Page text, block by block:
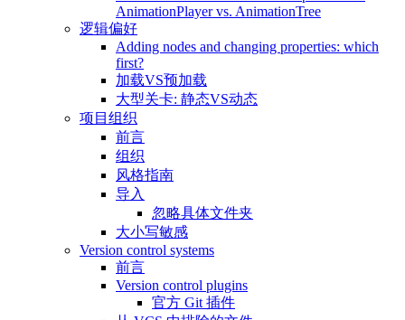
AnimationPlayer vs. AnimationTree
逻辑偏好
Adding nodes and changing properties: which
first?
加载VS预加载
大型关卡: 静态VS动态
项目组织
前言
组织
风格指南
导入
忽略具体文件夹
大小写敏感
Version control systems
前言
Version control plugins
官方 Git 插件